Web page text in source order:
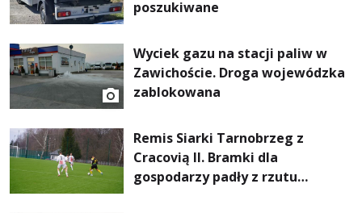
poszukiwane
Wyciek gazu na stacji paliw w
Zawichoście. Droga wojewódzka
zablokowana
Remis Siarki Tarnobrzeg z
Cracovią II. Bramki dla
gospodarzy padły z rzutu